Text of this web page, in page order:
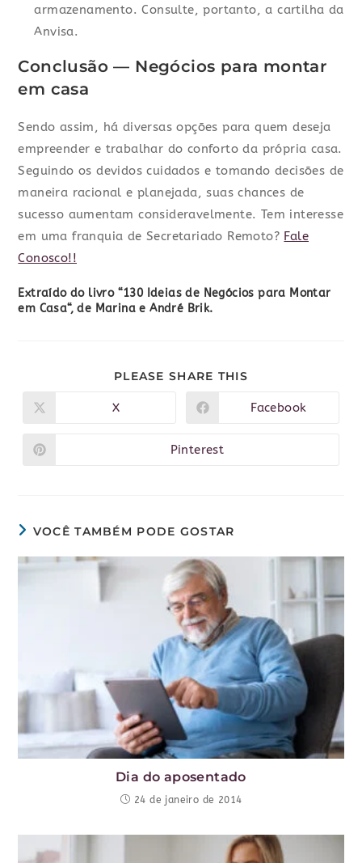
armazenamento. Consulte, portanto, a cartilha da
Anvisa.
Conclusão — Negócios para montar
em casa
Sendo assim, há diversas opções para quem deseja
empreender e trabalhar do conforto da própria casa.
Seguindo os devidos cuidados e tomando decisões de
maneira racional e planejada, suas chances de
sucesso aumentam consideravelmente. Tem interesse
em uma franquia de Secretariado Remoto? Fale
Conosco!!
Extraído do livro “130 Ideias de Negócios para Montar
em Casa“, de Marina e André Brik.
PLEASE SHARE THIS
X Facebook
Pinterest
VOCÊ TAMBÉM PODE GOSTAR
Dia do aposentado
24 de janeiro de 2014